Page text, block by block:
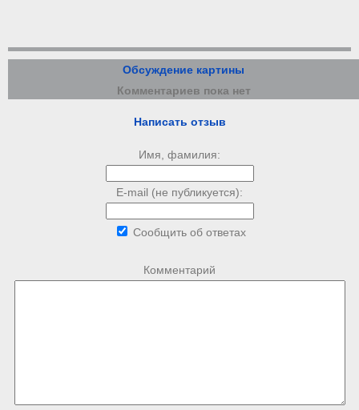
Обсуждение картины
Комментариев пока нет
Написать отзыв
Имя, фамилия:
E-mail (не публикуется):
Сообщить об ответах
Комментарий